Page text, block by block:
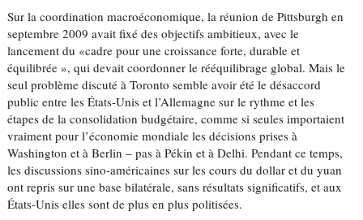
Sur la coordination macroéconomique, la réunion de Pittsburgh en
septembre 2009 avait fixé des objectifs ambitieux, avec le
lancement du «cadre pour une croissance forte, durable et
équilibrée », qui devait coordonner le rééquilibrage global. Mais le
seul problème discuté à Toronto semble avoir été le désaccord
public entre les États-Unis et l’Allemagne sur le rythme et les
étapes de la consolidation budgétaire, comme si seules importaient
vraiment pour l’économie mondiale les décisions prises à
Washington et à Berlin – pas à Pékin et à Delhi. Pendant ce temps,
les discussions sino-américaines sur les cours du dollar et du yuan
ont repris sur une base bilatérale, sans résultats significatifs, et aux
États-Unis elles sont de plus en plus politisées.